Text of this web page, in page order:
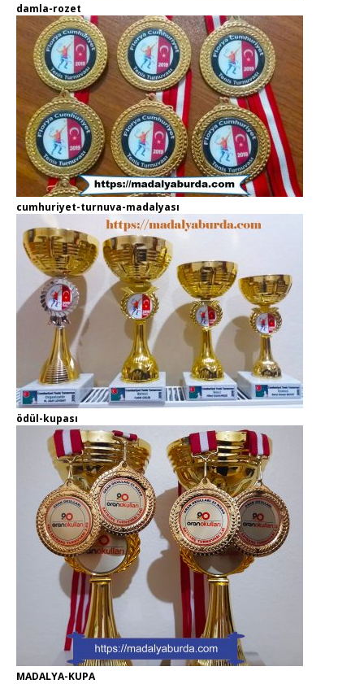
damla-rozet
cumhuriyet-turnuva-madalyası
ödül-kupası
MADALYA-KUPA